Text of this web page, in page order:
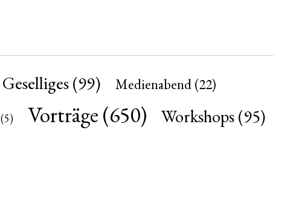
Geselliges(99) Medienabend(22)
(5) Vorträge(650) Workshops(95)